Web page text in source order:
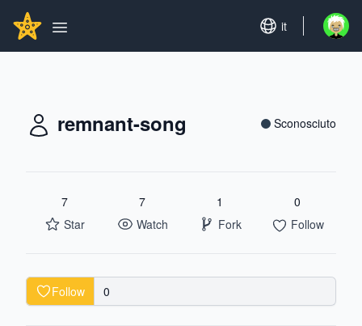
GITHUBSTAR
Open main menu
Set language
it Open
remnant-song Sconosciuto
7
Star
7
Watch
1
Fork
0
Follow
Follow 0